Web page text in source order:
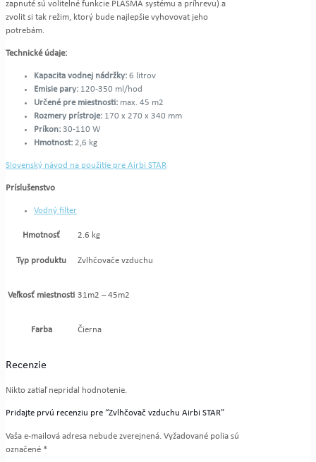
zapnuté sú volitelné funkcie PLASMA systému a príhrevu) a
zvolit si tak režim, ktorý bude najlepšie vyhovovat jeho
potrebám.
Technické údaje:
Kapacita vodnej nádržky: 6 litrov
Emisie pary: 120-350 ml/hod
Určené pre miestnosti: max. 45 m2
Rozmery prístroje: 170 x 270 x 340 mm
Príkon: 30-110 W
Hmotnost: 2,6 kg
Slovenský návod na použitie pre Airbi STAR
Príslušenstvo
Vodný filter
Hmotnosť 2.6 kg
Typ produktu Zvlhčovače vzduchu
Veľkosť miestnosti 31m2 – 45m2
Farba Čierna
Recenzie
Nikto zatiaľ nepridal hodnotenie.
Pridajte prvú recenziu pre “Zvlhčovač vzduchu Airbi STAR”
Vaša e-mailová adresa nebude zverejnená. Vyžadované polia sú
označené *